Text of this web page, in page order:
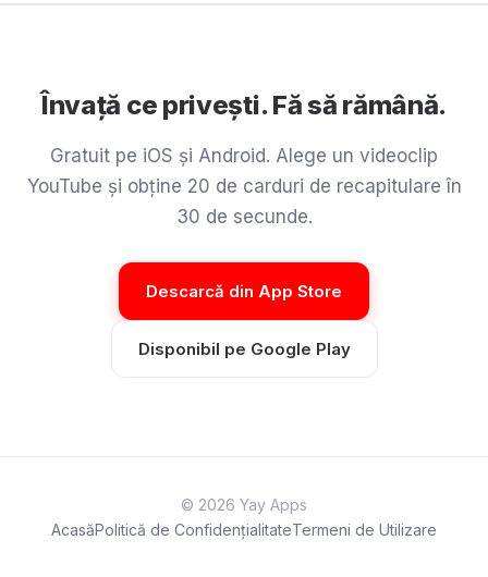
Învață ce privești. Fă să rămână.
Gratuit pe iOS și Android. Alege un videoclip
YouTube și obține 20 de carduri de recapitulare în
30 de secunde.
Descarcă din App Store
Disponibil pe Google Play
© 2026 Yay Apps
AcasăPolitică de ConfidențialitateTermeni de Utilizare